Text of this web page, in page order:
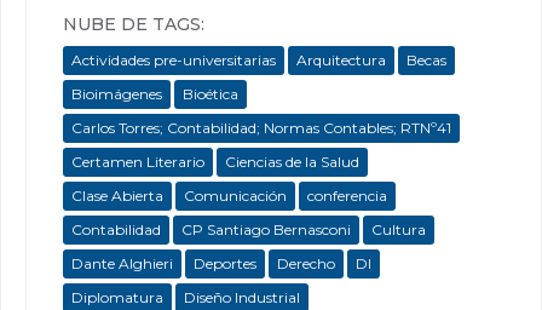
NUBE DE TAGS:
Actividades pre-universitarias Arquitectura
Becas
Bioimágenes
Bioética
Carlos Torres; Contabilidad; Normas Contables; RTNº41
Certamen Literario
Ciencias de la Salud
Clase Abierta
Comunicación
conferencia
Contabilidad
CP Santiago Bernasconi
Cultura
Dante Alghieri
Deportes Derecho
DI
Diplomatura
Diseño Industrial